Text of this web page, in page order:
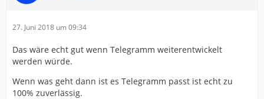
27. Juni 2018 um 09:34
Das wäre echt gut wenn Telegramm weiterentwickelt
werden würde.
Wenn was geht dann ist es Telegramm passt ist echt zu
100% zuverlässig.